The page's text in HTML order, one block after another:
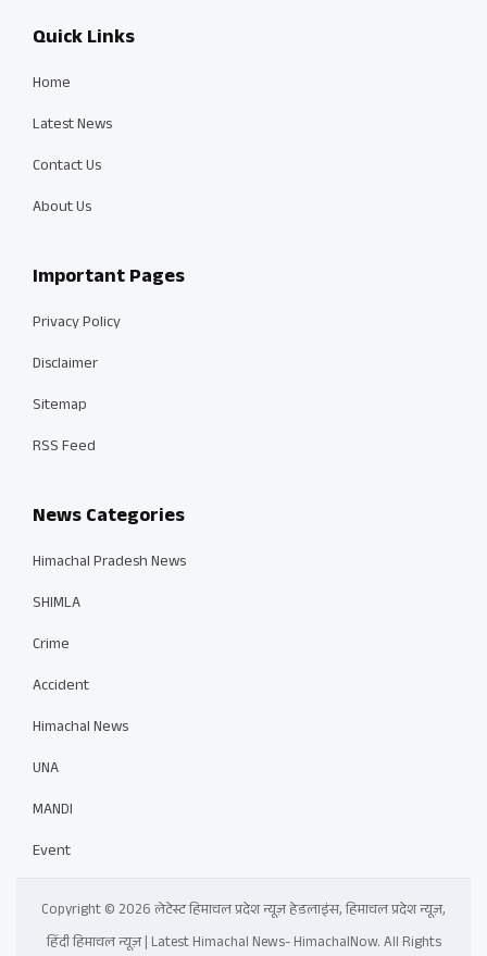
Quick Links
Home
Latest News
Contact Us
About Us
Important Pages
Privacy Policy
Disclaimer
Sitemap
RSS Feed
News Categories
Himachal Pradesh News
SHIMLA
Crime
Accident
Himachal News
UNA
MANDI
Event
Copyright © 2026 लेटेस्ट हिमाचल प्रदेश न्यूज़ हेडलाइंस, हिमाचल प्रदेश न्यूज़,
हिंदी हिमाचल न्यूज़ | Latest Himachal News- HimachalNow. All Rights